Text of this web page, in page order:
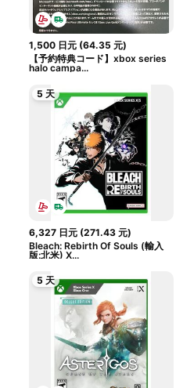
1,500 日元(64.35 元)
【予約特典コード】xbox series
halo campa...
5 天
6,327 日元(271.43 元)
Bleach: Rebirth Of Souls (輸入
版:北米) X...
5 天